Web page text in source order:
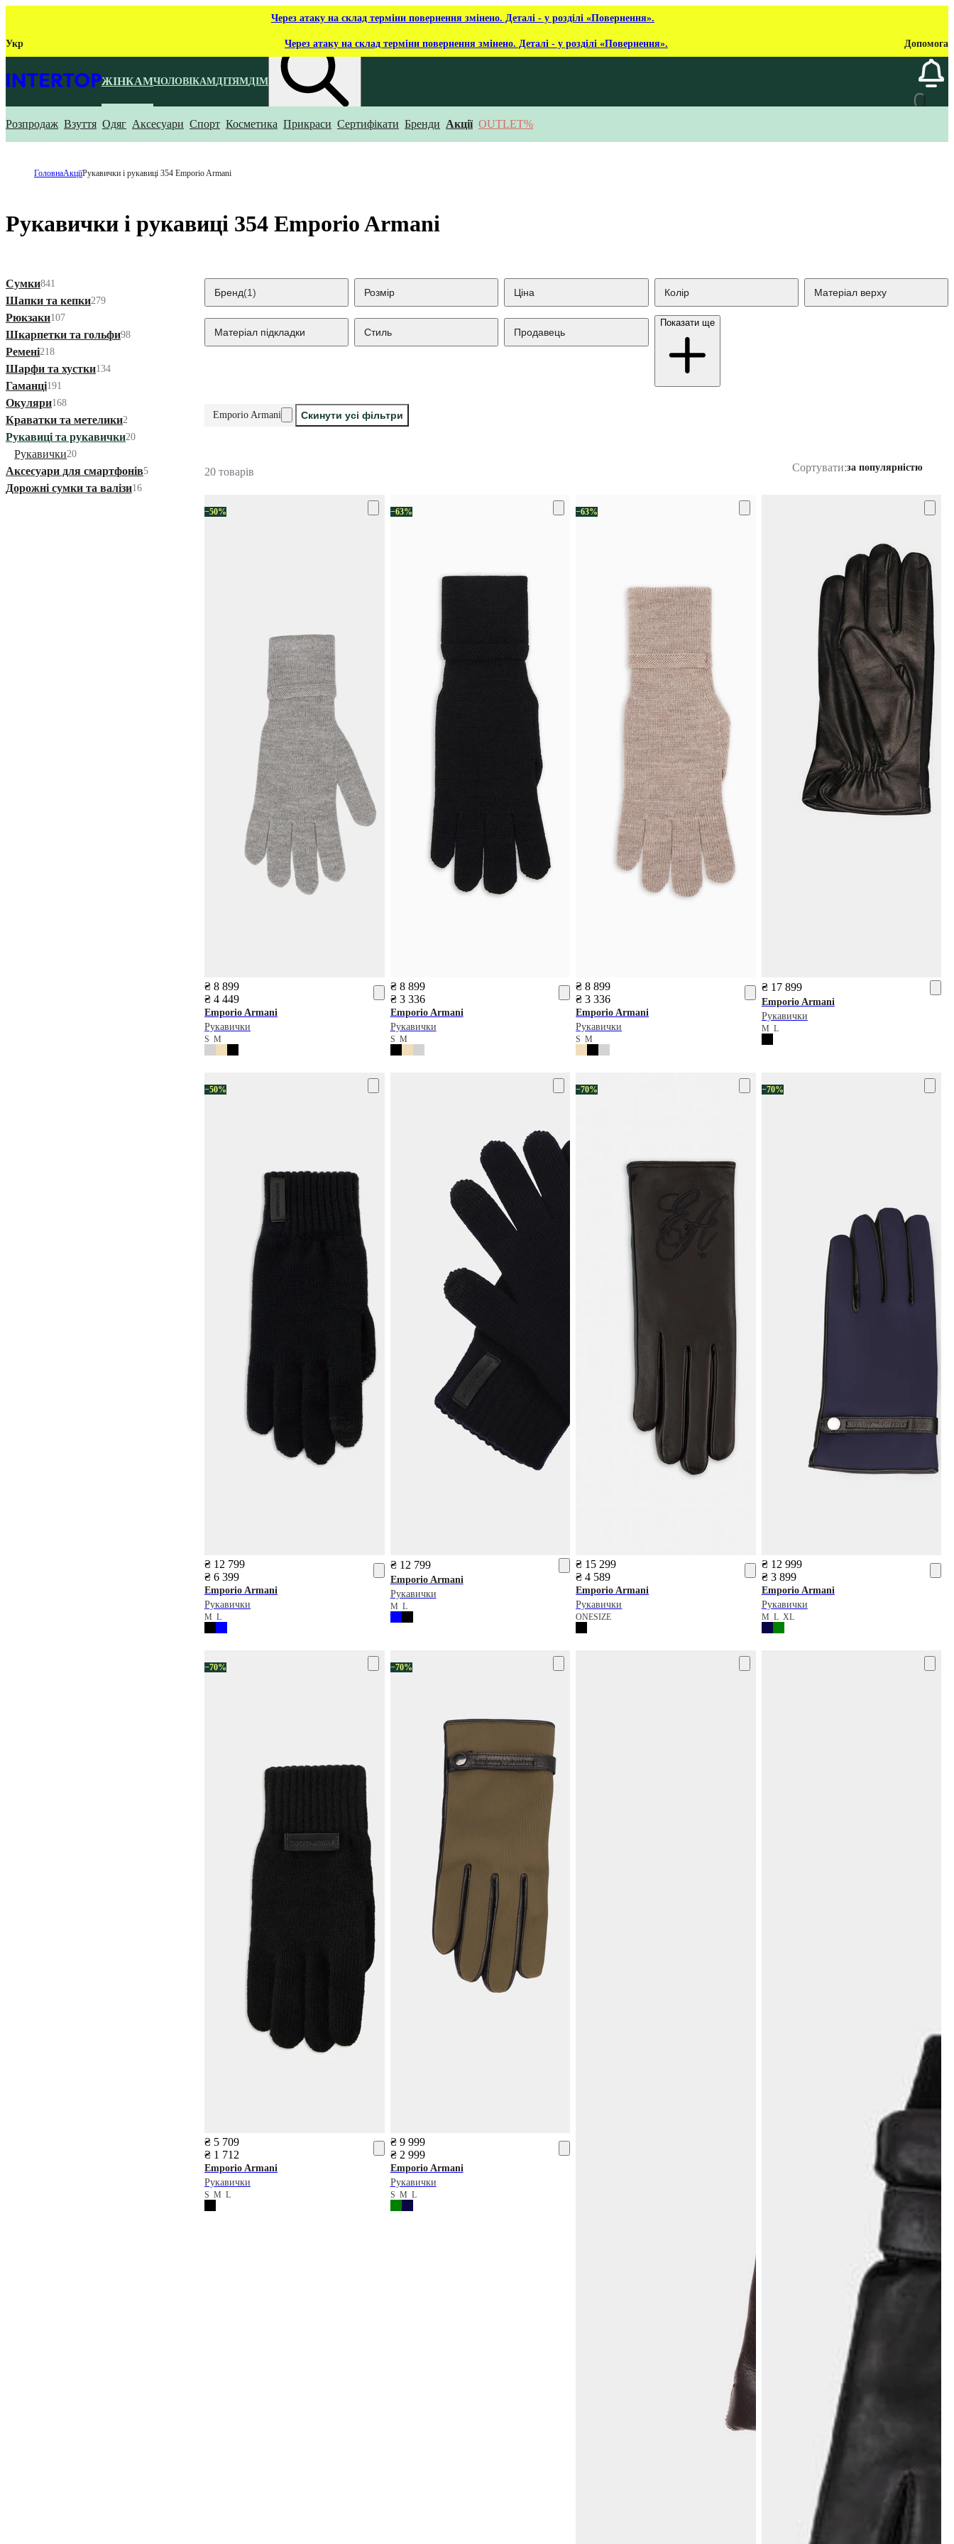
Через атаку на склад терміни повернення змінено. Деталі - у розділі «Повернення».
Укр Через атаку на склад терміни повернення змінено. Деталі - у розділі «Повернення». Допомога
ЖІНКАМЧОЛОВІКАМДІТЯМДІМ
Що ти шукаєш?
Розпродаж Взуття Одяг Аксесуари Спорт Косметика Прикраси Сертифікати Бренди Акції OUTLET%
ГоловнаАкціїРукавички і рукавиці 354 Emporio Armani
Рукавички і рукавиці 354 Emporio Armani
Сумки841
Шапки та кепки279
Рюкзаки107
Шкарпетки та гольфи98
Ремені218
Шарфи та хустки134
Гаманці191
Окуляри168
Краватки та метелики2
Рукавиці та рукавички20
Рукавички20
Аксесуари для смартфонів5
Дорожні сумки та валізи16
Бренд(1) Розмір Ціна Колір Матеріал верху
Матеріал підкладки Стиль Продавець
Показати ще
Emporio Armani Скинути усі фільтри
20 товарів Сортувати:за популярністю
−50%
₴ 8 899
₴ 4 449
Emporio Armani
Рукавички
S M
−63%
₴ 8 899
₴ 3 336
Emporio Armani
Рукавички
S M
−63%
₴ 8 899
₴ 3 336
Emporio Armani
Рукавички
SM
₴ 17 899
Emporio Armani
Рукавички
M L
−50%
₴ 12 799
₴ 6 399
Emporio Armani
Рукавички
M L
₴ 12 799
Emporio Armani
Рукавички
M L
−70%
₴ 15 299
₴ 4 589
Emporio Armani
Рукавички
ONESIZE
−70%
₴ 12 999
₴ 3 899
Emporio Armani
Рукавички
M L XL
−70%
₴ 5 709
₴ 1 712
Emporio Armani
Рукавички
S M L
−70%
₴ 9 999
₴ 2 999
Emporio Armani
Рукавички
S M L